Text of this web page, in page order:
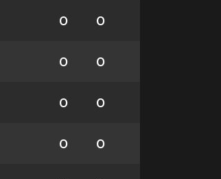
0 0
0 0
0 0
0 0